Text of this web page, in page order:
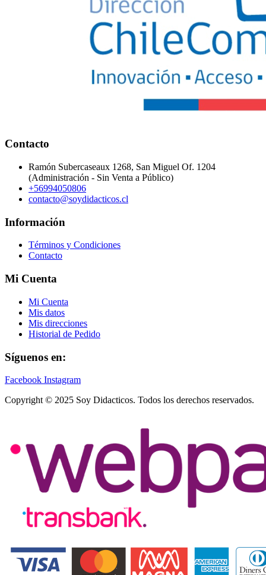
Contacto
Ramón Subercaseaux 1268, San Miguel Of. 1204
(Administración - Sin Venta a Público)
+56994050806
contacto@soydidacticos.cl
Información
Términos y Condiciones
Contacto
Mi Cuenta
Mi Cuenta
Mis datos
Mis direcciones
Historial de Pedido
Síguenos en:
Facebook Instagram
Copyright © 2025 Soy Didacticos. Todos los derechos reservados.